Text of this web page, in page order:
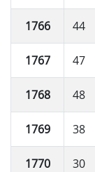
1766 44
1767 47
1768 48
1769 38
1770 30